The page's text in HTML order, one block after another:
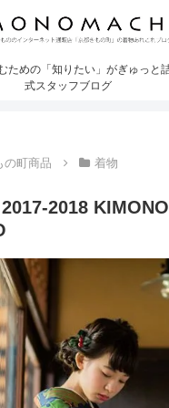
ための「知りたい」がぎゅっと
式スタッフブログ
の町商品 着物
2018 KIMONO